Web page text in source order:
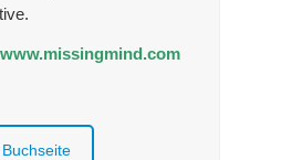
www.missingmind.com